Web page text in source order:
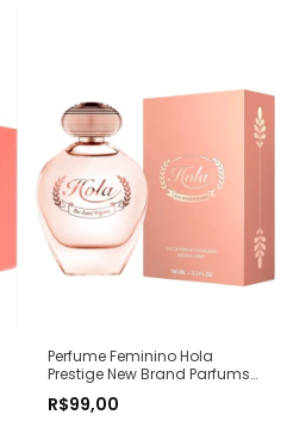
Perfume Feminino Hola
Prestige New Brand Parfums
Olfativa: Olympéa Paco
R$99,00